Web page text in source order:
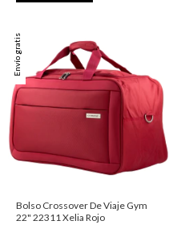
Envío gratis
Bolso Crossover De Viaje Gym
22" 22311 Xelia Rojo